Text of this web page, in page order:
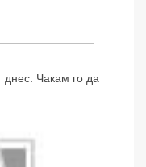
днес. Чакам го да